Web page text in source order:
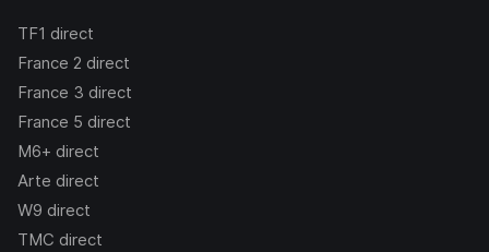
TF1 direct
France 2 direct
France 3 direct
France 5 direct
M6+ direct
Arte direct
W9 direct
TMC direct